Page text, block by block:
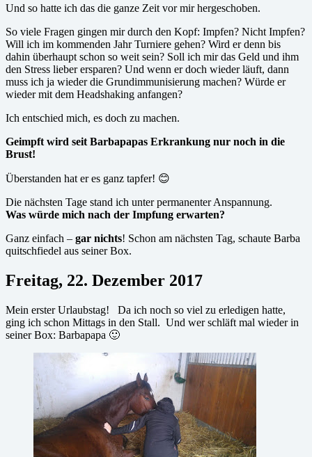
Und so hatte ich das die ganze Zeit vor mir hergeschoben.
So viele Fragen gingen mir durch den Kopf: Impfen? Nicht Impfen?
Will ich im kommenden Jahr Turniere gehen? Wird er denn bis
dahin überhaupt schon so weit sein? Soll ich mir das Geld und ihm
den Stress lieber ersparen? Und wenn er doch wieder läuft, dann
muss ich ja wieder die Grundimmunisierung machen? Würde er
wieder mit dem Headshaking anfangen?
Ich entschied mich, es doch zu machen.
Geimpft wird seit Barbapapas Erkrankung nur noch in die
Brust!
Überstanden hat er es ganz tapfer! 😊
Die nächsten Tage stand ich unter permanenter Anspannung.
Was würde mich nach der Impfung erwarten?
Ganz einfach – gar nichts! Schon am nächsten Tag, schaute Barba
quitschfiedel aus seiner Box.
Freitag, 22. Dezember 2017
Mein erster Urlaubstag! Da ich noch so viel zu erledigen hatte,
ging ich schon Mittags in den Stall. Und wer schläft mal wieder in
seiner Box: Barbapapa 🙂